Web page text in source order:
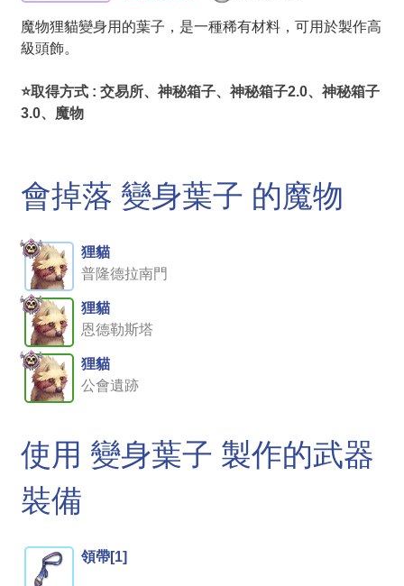
魔物狸貓變身用的葉子，是一種稀有材料，可用於製作高
級頭飾。
⭐取得方式 : 交易所、神秘箱子、神秘箱子2.0、神秘箱子
3.0、魔物
會掉落 變身葉子 的魔物
狸貓
普隆德拉南門
狸貓
恩德勒斯塔
狸貓
公會遺跡
使用 變身葉子 製作的武器
裝備
領帶[1]